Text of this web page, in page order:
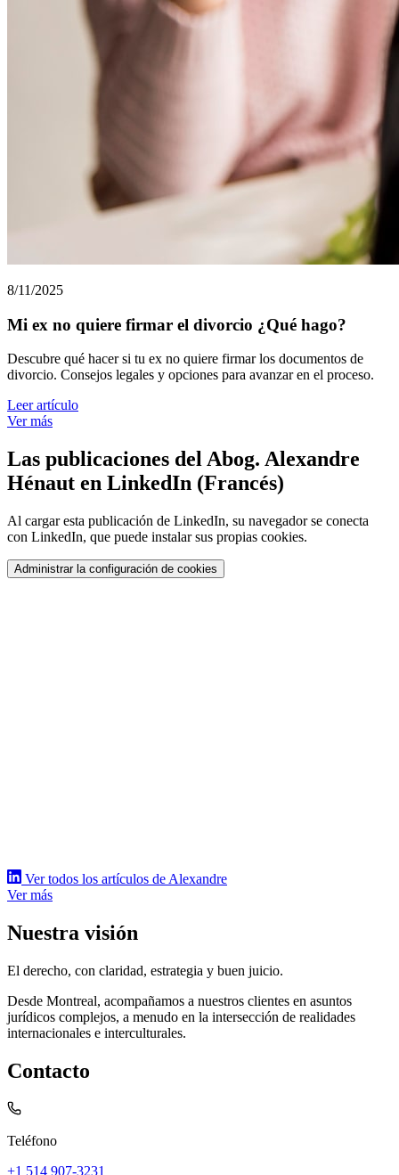
8/11/2025
Mi ex no quiere firmar el divorcio ¿Qué hago?
Descubre qué hacer si tu ex no quiere firmar los documentos de
divorcio. Consejos legales y opciones para avanzar en el proceso.
Leer artículo
Ver más
Las publicaciones del Abog. Alexandre
Hénaut en LinkedIn (Francés)
Al cargar esta publicación de LinkedIn, su navegador se conecta
con LinkedIn, que puede instalar sus propias cookies.
Administrar la configuración de cookies
Ver todos los artículos de Alexandre
Ver más
Nuestra visión
El derecho, con claridad, estrategia y buen juicio.
Desde Montreal, acompañamos a nuestros clientes en asuntos
jurídicos complejos, a menudo en la intersección de realidades
internacionales e interculturales.
Contacto
Teléfono
+1 514 907-3231